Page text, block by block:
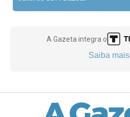
A Gazeta integra o
Saiba mais